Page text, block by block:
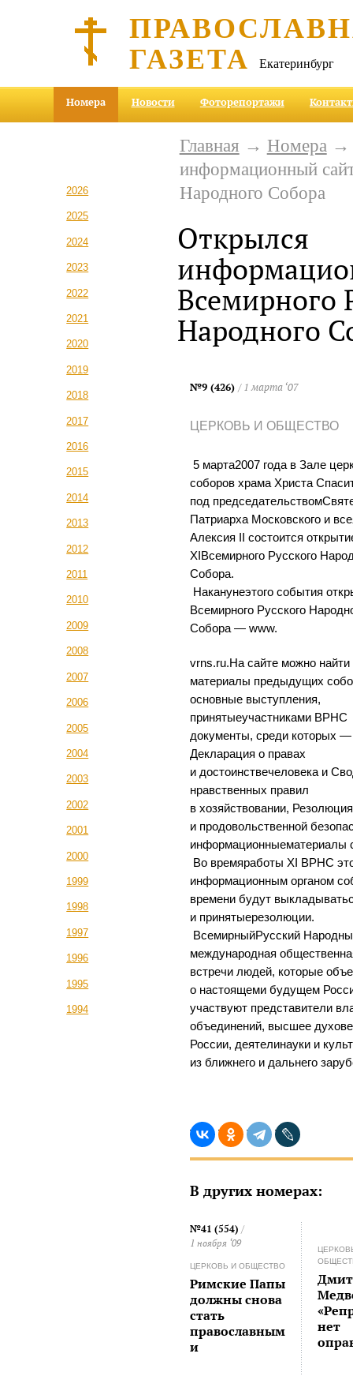
ГАЗЕТА Екатеринбург
Номера Новости Фоторепортажи
2026
2025
2024
2023
2022
2021
2020
2019
2018
2017
2016
2015
2014
2013
2012
2011
2010
2009
2008
2007
2006
2005
2004
2003
2002
2001
2000
1999
1998
1997
1996
1995
1994
Главная → Номера
информационный
Народного Собора
Открылся
Всемирного
Народного
№9 (426) / 1 марта ‘07
ЦЕРКОВЬ И ОБЩЕСТВО
5 марта2007 года в Зале
соборов храма Христа
под
Патриарха Московского и
Алексия II состоится
XIВсемирного Русского
Собора.
Наканунеэтого события
Всемирного Русского
Собора — www.
vrns.ru.На сайте можно найти
материалы предыдущих
основные выступления,
принятыеучастниками ВРНС
документы, среди которых —
Декларация о правах
и достоинствечеловека и
нравственных правил
в хозяйствовании,
и продовольственной
информационныематериалы
Во времяработы XI ВРНС
информационным органом
времени будут
и принятыерезолюции.
ВсемирныйРусский
международная
встречи людей, которые
о настоящеми будущем
участвуют представители
объединений, высшее
России, деятелинауки и
из ближнего и дальнего
В других номерах:
№41 (554) /
1 ноября ‘09
ЦЕРКОВЬ И ОБЩЕСТВО
Римские Папы
должны снова
стать
православным
и
нет